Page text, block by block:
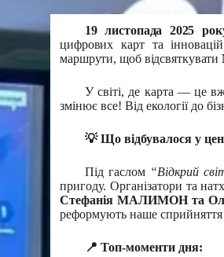
19 листопада 2025
цифрових карт та
маршрути, щоб відсвяткувати
У світі, де карта — це
змінює все! Від екології до
💡 Що відбувалося у
Під гаслом “Відкрий
пригоду. Організатори та
Стефанія МАЛИМОН та
реформують наше сприйняття
📍 Топ-моменти дня: